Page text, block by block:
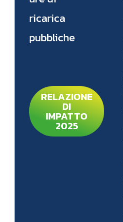
RELAZIONE
DI
IMPATTO
2025